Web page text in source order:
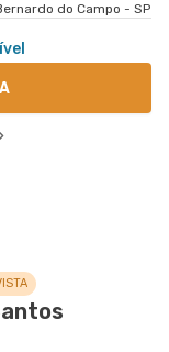
do Campo - SP